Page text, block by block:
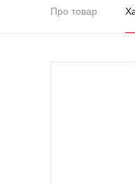
Про товар